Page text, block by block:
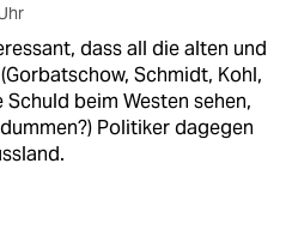
dass all die alten und
Schmidt, Kohl,
Schuld beim Westen sehen,
Politiker dagegen